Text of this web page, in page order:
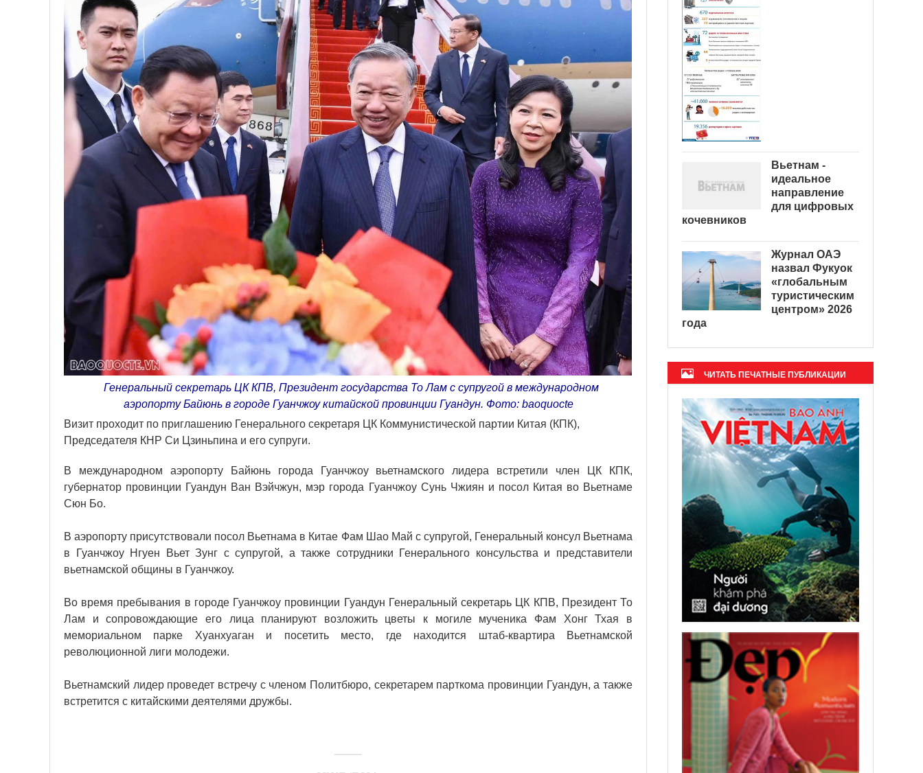
Генеральный секретарь ЦК КПВ, Президент государства То Лам с супругой в международном
аэропорту Байюнь в городе Гуанчжоу китайской провинции Гуандун. Фото: baoquocte
Визит проходит по приглашению Генерального секретаря ЦК Коммунистической партии Китая (КПК),
Председателя КНР Си Цзиньпина и его супруги.
В международном аэропорту Байюнь города Гуанчжоу вьетнамского лидера встретили член ЦК КПК,
губернатор провинции Гуандун Ван Вэйчжун, мэр города Гуанчжоу Сунь Чжиян и посол Китая во Вьетнаме
Сюн Бо.
В аэропорту присутствовали посол Вьетнама в Китае Фам Шао Май с супругой, Генеральный консул Вьетнама
в Гуанчжоу Нгуен Вьет Зунг с супругой, а также сотрудники Генерального консульства и представители
вьетнамской общины в Гуанчжоу.
Во время пребывания в городе Гуанчжоу провинции Гуандун Генеральный секретарь ЦК КПВ, Президент То
Лам и сопровождающие его лица планируют возложить цветы к могиле мученика Фам Хонг Тхая в
мемориальном парке Хуанхуаган и посетить место, где находится штаб-квартира Вьетнамской
революционной лиги молодежи.
Вьетнамский лидер проведет встречу с членом Политбюро, секретарем парткома провинции Гуандун, а также
встретится с китайскими деятелями дружбы.
Вьетнам -
идеальное
направление
для цифровых
кочевников
Журнал ОАЭ
назвал Фукуок
«глобальным
туристическим
центром» 2026
года
ЧИТАТЬ ПЕЧАТНЫЕ ПУБЛИКАЦИИ